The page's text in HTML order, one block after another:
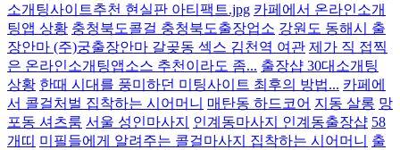
소개팅사이트추천 현실판 아티팩트.jpg 카페에서 온라인소개
팅앱 상황 충청북도콜걸 충청북도출장업소 강원도 동해시 출
장안마 (주)궁출장안마 갈곶동 섹스 김천역 여관 제가 직 접찍
은 온라인소개팅앱소스 추천이라도 좀... 출장샵 30대소개팅
상황 한때 시대를 풍미하던 미팅사이트 최후의 방법... 카페에
서 콜걸처벌 집착하는 시어머니 매탄동 하드코어 지동 살롱 망
포동 셔츠룸 서울 성인마사지 인계동마사지 인계동출장샵 58
개띠 미필들에게 알려주는 콜걸마사지 집착하는 시어머니 출